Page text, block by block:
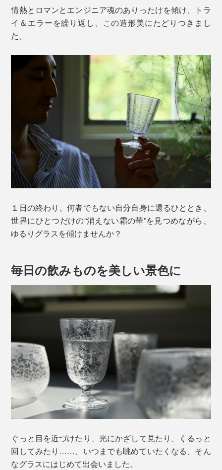
情熱とロマンとエンジニア魂のありったけを傾け、トラ
イ＆エラーを繰り返し、この造形美にたどりつきまし
た。
１日の終わり、何者でもない自分自身に還るひととき、
世界にひとつだけの“消えない霜の華”を見つめながら、
ゆるりグラスを傾けませんか？
毎日の飲みものを美しい景色に
ぐっと目を近づけたり、光にかざして見たり、くるっと
回してみたり……、いつまでも眺めていたくなる、そん
なグラスにはじめて出会いました。